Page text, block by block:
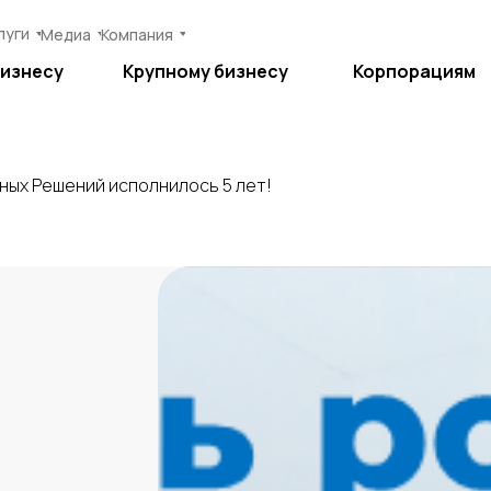
Медиа Компания
Корпорациям
Крупному бизнесу
Медиа Компания
Крупному бизнесу Корпорациям
Решений исполнилось 5 лет!